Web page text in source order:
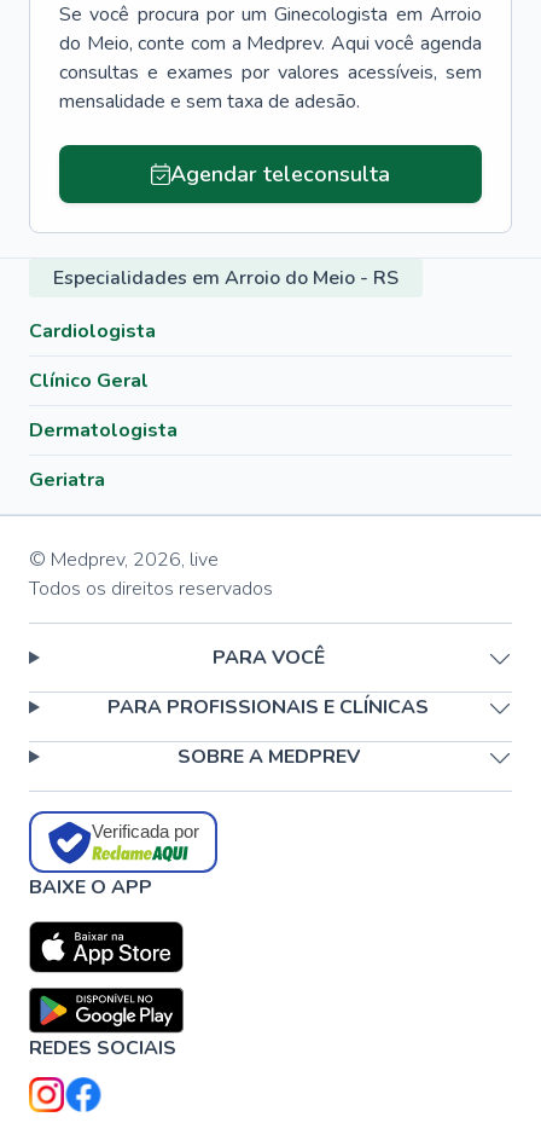
Se você procura por um Ginecologista em Arroio
do Meio, conte com a Medprev. Aqui você agenda
consultas e exames por valores acessíveis, sem
mensalidade e sem taxa de adesão.
Agendar teleconsulta
Especialidades em Arroio do Meio - RS
Cardiologista
Clínico Geral
Dermatologista
Geriatra
© Medprev, 2026, live
Todos os direitos reservados
PARA VOCÊ
PARA PROFISSIONAIS E CLÍNICAS
SOBRE A MEDPREV
Verificada por
BAIXE O APP
REDES SOCIAIS